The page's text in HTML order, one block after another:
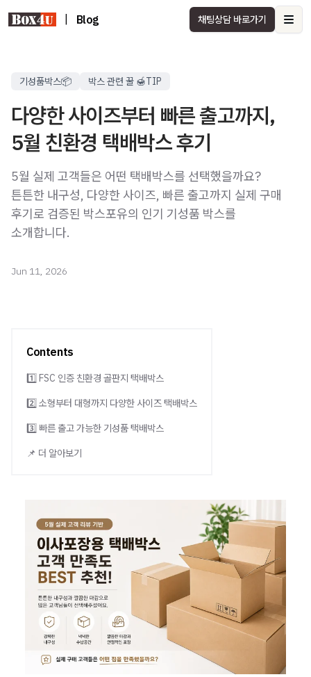
Blog 채팅상담 바로가기
기성품박스📦 박스 관련 꿀 🍯TIP
다양한 사이즈부터 빠른 출고까지,
5월 친환경 택배박스 후기
5월 실제 고객들은 어떤 택배박스를 선택했을까요?
튼튼한 내구성, 다양한 사이즈, 빠른 출고까지 실제 구매
후기로 검증된 박스포유의 인기 기성품 박스를
소개합니다.
Jun 11, 2026
Contents
1️⃣ FSC 인증 친환경 골판지 택배박스
2️⃣ 소형부터 대형까지 다양한 사이즈 택배박스
3️⃣ 빠른 출고 가능한 기성품 택배박스
📌 더 알아보기